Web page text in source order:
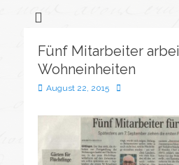
Fünf Mitarbeiter
Wohneinheiten
Veröffentlicht
August 22, 2015 Autor